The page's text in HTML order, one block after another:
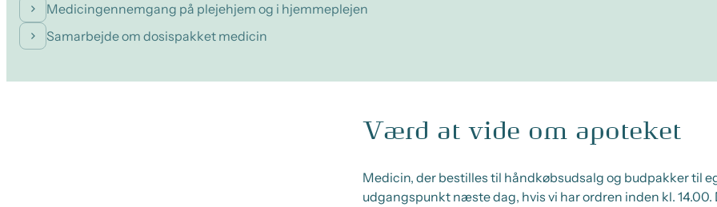
Medicingennemgang på plejehjem og i hjemmeplejen
Samarbejde om dosispakket medicin
Værd at vide om apoteket
Medicin, der bestilles til håndkøbsudsalg og budpakker til
udgangspunkt næste dag, hvis vi har ordren inden kl.